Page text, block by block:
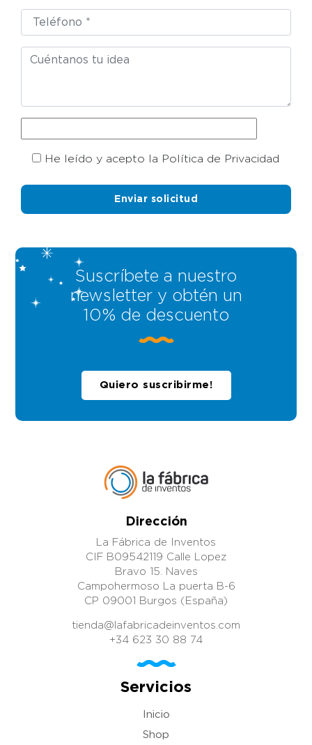
He leído y acepto la Política de Privacidad
Suscríbete a nuestro
newsletter y obtén un
10% de descuento
Quiero suscribirme!
Dirección
La Fábrica de Inventos
CIF B09542119 Calle Lopez
Bravo 15. Naves
Campohermoso La puerta B-6
CP 09001 Burgos (España)
tienda@lafabricadeinventos.com
+34 623 30 88 74
Servicios
Inicio
Shop